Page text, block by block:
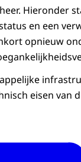
Hieronder
en een
opnieuw
eisen van